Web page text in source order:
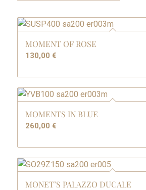
MOMENT OF ROSE
130,00 €
MOMENTS IN BLUE
260,00 €
MONET’S PALAZZO DUCALE